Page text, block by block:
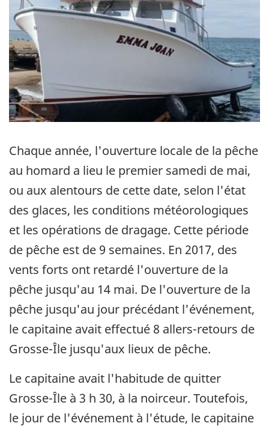
Chaque année, l'ouverture locale de la pêche
au homard a lieu le premier samedi de mai,
ou aux alentours de cette date, selon l'état
des glaces, les conditions météorologiques
et les opérations de dragage. Cette période
de pêche est de 9 semaines. En 2017, des
vents forts ont retardé l'ouverture de la
pêche jusqu'au 14 mai. De l'ouverture de la
pêche jusqu'au jour précédant l'événement,
le capitaine avait effectué 8 allers-retours de
Grosse-Île jusqu'aux lieux de pêche.
Le capitaine avait l'habitude de quitter
Grosse-Île à 3 h 30, à la noirceur. Toutefois,
le jour de l'événement à l'étude, le capitaine